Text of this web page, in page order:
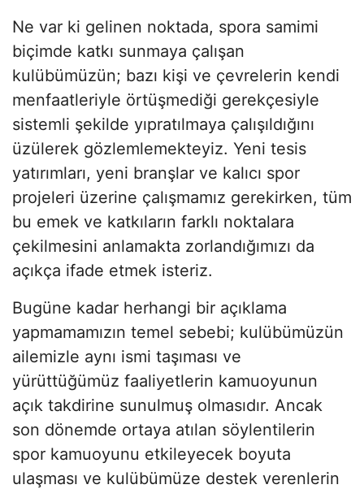
Ne var ki gelinen noktada, spora samimi
biçimde katkı sunmaya çalışan
kulübümüzün; bazı kişi ve çevrelerin kendi
menfaatleriyle örtüşmediği gerekçesiyle
sistemli şekilde yıpratılmaya çalışıldığını
üzülerek gözlemlemekteyiz. Yeni tesis
yatırımları, yeni branşlar ve kalıcı spor
projeleri üzerine çalışmamız gerekirken, tüm
bu emek ve katkıların farklı noktalara
çekilmesini anlamakta zorlandığımızı da
açıkça ifade etmek isteriz.
Bugüne kadar herhangi bir açıklama
yapmamamızın temel sebebi; kulübümüzün
ailemizle aynı ismi taşıması ve
yürüttüğümüz faaliyetlerin kamuoyunun
açık takdirine sunulmuş olmasıdır. Ancak
son dönemde ortaya atılan söylentilerin
spor kamuoyunu etkileyecek boyuta
ulaşması ve kulübümüze destek verenlerin